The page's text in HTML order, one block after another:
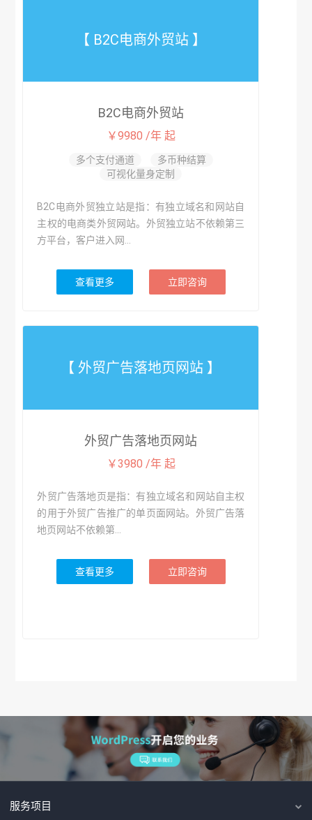
【 B2C电商外贸站 】
B2C电商外贸站
￥9980 /年 起
多个支付通道
多币种结算
可视化量身定制
B2C电商外贸独立站是指：有独立域名和网站自
主权的电商类外贸网站。外贸独立站不依赖第三
方平台，客户进入网...
查看更多 立即咨询
【 外贸广告落地页网站 】
外贸广告落地页网站
￥3980 /年 起
外贸广告落地页是指：有独立域名和网站自主权
的用于外贸广告推广的单页面网站。外贸广告落
地页网站不依赖第...
查看更多 立即咨询
服务项目